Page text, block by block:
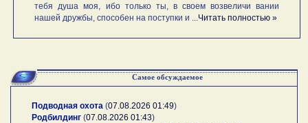
тебя душа моя, ибо только ты, в своем возвеличи вании
нашей дружбы, способен на поступки и ... Читать полностью »
Самое обсуждаемое
Подводная охота (07.08.2026 01:49)
Родбилдинг (07.08.2026 01:43)